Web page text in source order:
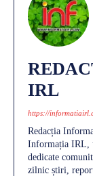
IRL
https://
Redacția
Informația IRL,
dedicate
zilnic știri,